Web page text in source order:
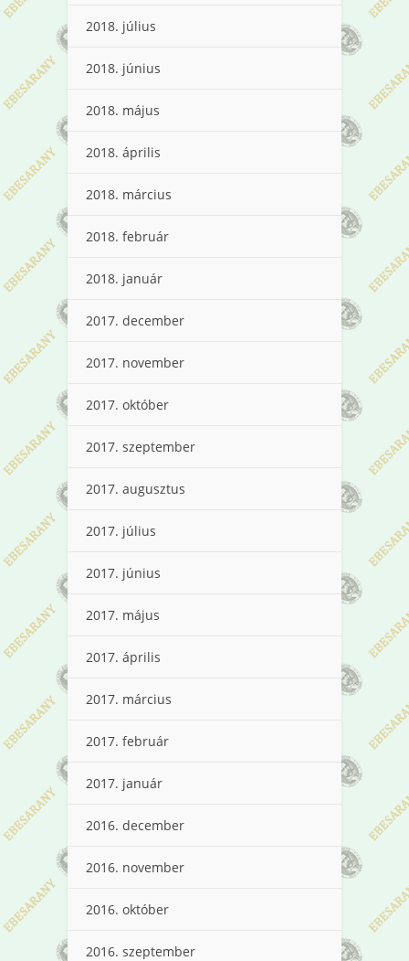
2018. július
2018. június
2018. május
2018. április
2018. március
2018. február
2018. január
2017. december
2017. november
2017. október
2017. szeptember
2017. augusztus
2017. július
2017. június
2017. május
2017. április
2017. március
2017. február
2017. január
2016. december
2016. november
2016. október
2016. szeptember